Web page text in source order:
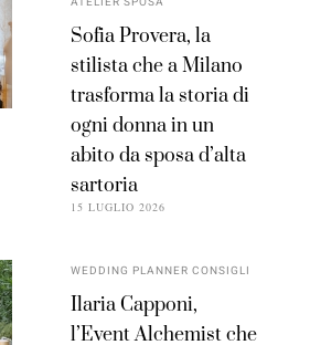
Sofia Provera, la
stilista che a Milano
trasforma la storia di
ogni donna in un
abito da sposa d’alta
sartoria
15 LUGLIO 2026
WEDDING PLANNER CONSIGLI
Ilaria Capponi,
l’Event Alchemist che